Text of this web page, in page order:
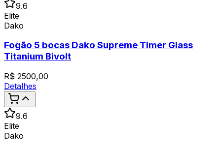
9.6
Elite
Dako
Fogão 5 bocas Dako Supreme Timer Glass
Titanium Bivolt
R$ 2500,00
Detalhes
9.6
Elite
Dako